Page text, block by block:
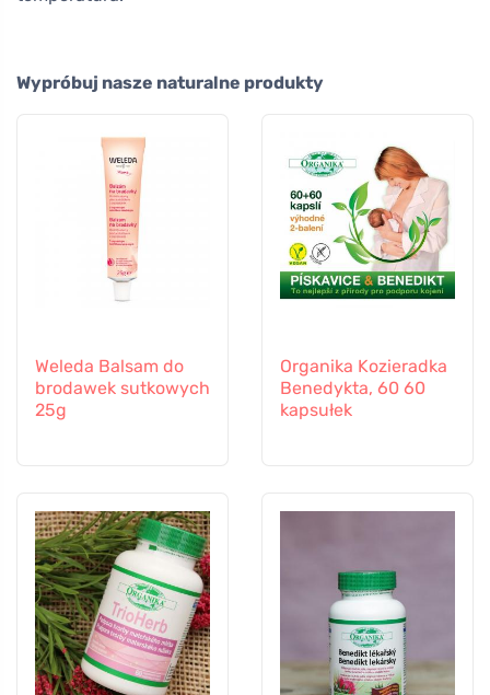
Wypróbuj nasze naturalne produkty
Weleda Balsam do
brodawek sutkowych
25g
Organika Kozieradka
Benedykta, 60 60
kapsułek